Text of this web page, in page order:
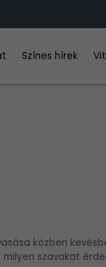
Színes hírek
közben
szavakat